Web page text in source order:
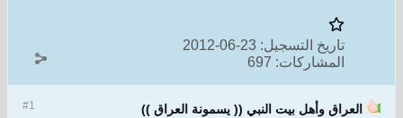
تاريخ التسجيل: 23-06-2012
المشاركات: 697
#1 العراق وأهل بيت النبي (( يسمونة العراق ))